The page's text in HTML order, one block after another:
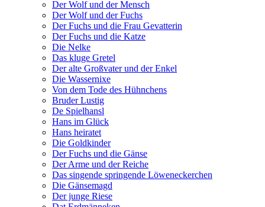
Der Wolf und der Mensch
Der Wolf und der Fuchs
Der Fuchs und die Frau Gevatterin
Der Fuchs und die Katze
Die Nelke
Das kluge Gretel
Der alte Großvater und der Enkel
Die Wassernixe
Von dem Tode des Hühnchens
Bruder Lustig
De Spielhansl
Hans im Glück
Hans heiratet
Die Goldkinder
Der Fuchs und die Gänse
Der Arme und der Reiche
Das singende springende Löweneckerchen
Die Gänsemagd
Der junge Riese